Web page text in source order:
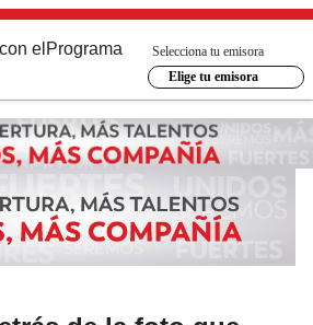
el Programa
Selecciona tu emisora
Elige tu emisora